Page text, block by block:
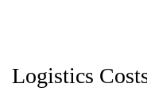
Logistics